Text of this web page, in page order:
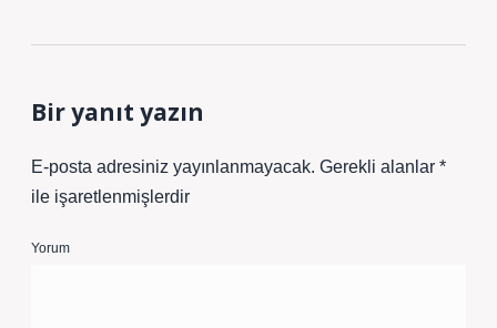
Bir yanıt yazın
E-posta adresiniz yayınlanmayacak. Gerekli alanlar *
ile işaretlenmişlerdir
Yorum